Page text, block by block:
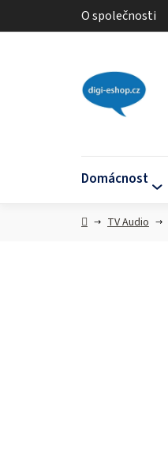
O společnosti
Domácnost
DomůTV Audio